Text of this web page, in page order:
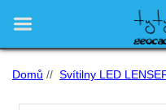

Domů // Svítilny LED